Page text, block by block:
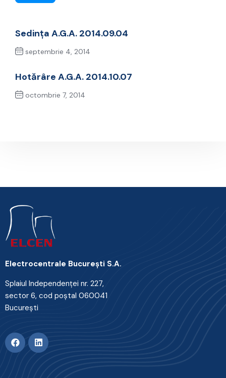
Sedința A.G.A. 2014.09.04
septembrie 4, 2014
Hotărâre A.G.A. 2014.10.07
octombrie 7, 2014
Electrocentrale Bucureşti S.A.
Splaiul Independenţei nr. 227,
sector 6, cod poştal 060041
Bucureşti